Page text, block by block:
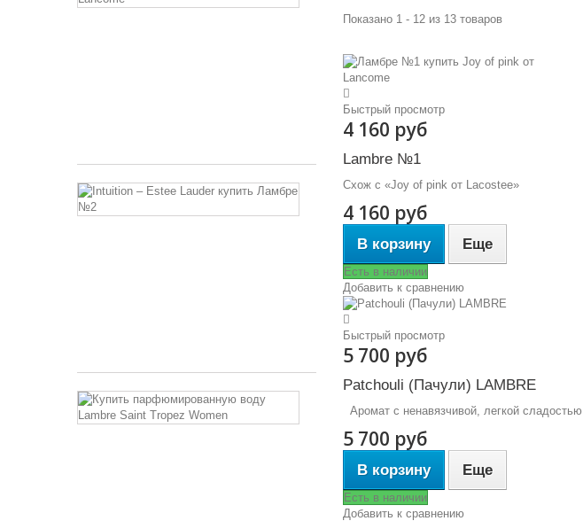
Lacostee»
4 160 руб
Lambre
«Intuition
Estee
Lauder»
5 717 руб
Tropez
Women
Семейство
ароматов
фруктовые
Показано 1 - 12 из 13 товаров
Быстрый просмотр
4 160 руб
Lambre №1
Схож с «Joy of pink от Lacostee»
4 160 руб
В корзину Еще
Есть в наличии
Добавить к сравнению
Быстрый просмотр
5 700 руб
Patchouli (Пачули) LAMBRE
Аромат с ненавязчивой, легкой сладостью
5 700 руб
В корзину Еще
Есть в наличии
Добавить к сравнению